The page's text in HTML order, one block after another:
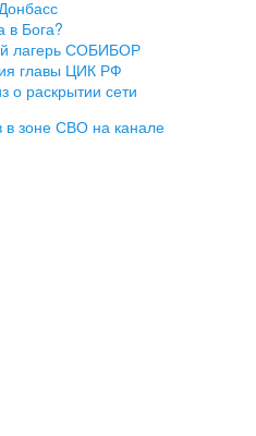
в Бога?
лагерь СОБИБОР
главы ЦИК РФ
о раскрытии сети
зоне СВО на канале